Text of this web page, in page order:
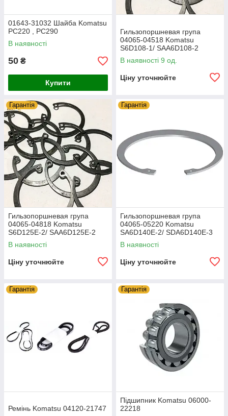
01643-31032 Шайба Komatsu
PC220 , PC290
В наявності
50 ₴
Купити
Гильзопоршневая група
04065-04518 Komatsu
S6D108-1/ SAA6D108-2
В наявності 9 од.
Ціну уточнюйте
Гарантія
Гильзопоршневая група
04065-04818 Komatsu
S6D125E-2/ SAA6D125E-2
В наявності
Ціну уточнюйте
Гарантія
Гильзопоршневая група
04065-05220 Komatsu
SA6D140E-2/ SDA6D140E-3
В наявності
Ціну уточнюйте
Гарантія
Ремінь Komatsu 04120-21747
Гарантія
Підшипник Komatsu 06000-
22218